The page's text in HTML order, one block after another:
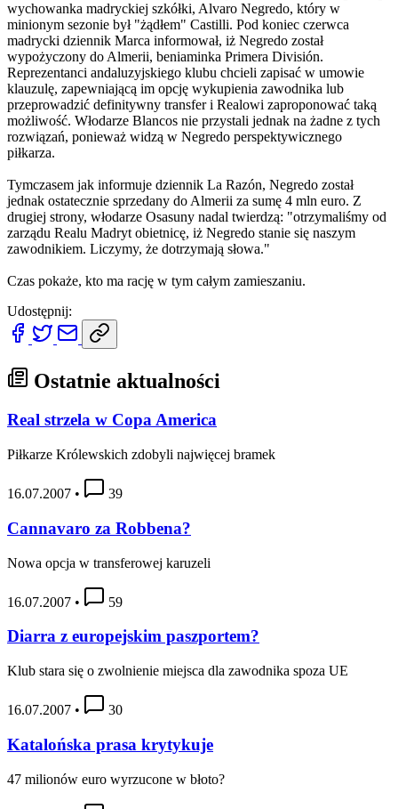
wychowanka madryckiej szkółki, Alvaro Negredo, który w
minionym sezonie był "żądłem" Castilli. Pod koniec czerwca
madrycki dziennik Marca informował, iż Negredo został
wypożyczony do Almerii, beniaminka Primera División.
Reprezentanci andaluzyjskiego klubu chcieli zapisać w umowie
klauzulę, zapewniającą im opcję wykupienia zawodnika lub
przeprowadzić definitywny transfer i Realowi zaproponować taką
możliwość. Włodarze Blancos nie przystali jednak na żadne z tych
rozwiązań, ponieważ widzą w Negredo perspektywicznego
piłkarza.
Tymczasem jak informuje dziennik La Razón, Negredo został
jednak ostatecznie sprzedany do Almerii za sumę 4 mln euro. Z
drugiej strony, włodarze Osasuny nadal twierdzą: "otrzymaliśmy od
zarządu Realu Madryt obietnicę, iż Negredo stanie się naszym
zawodnikiem. Liczymy, że dotrzymają słowa."
Czas pokaże, kto ma rację w tym całym zamieszaniu.
Udostępnij:
Ostatnie aktualności
Real strzela w Copa America
Piłkarze Królewskich zdobyli najwięcej bramek
16.07.2007 • 39
Cannavaro za Robbena?
Nowa opcja w transferowej karuzeli
16.07.2007 • 59
Diarra z europejskim paszportem?
Klub stara się o zwolnienie miejsca dla zawodnika spoza UE
16.07.2007 • 30
Katalońska prasa krytykuje
47 milionów euro wyrzucone w błoto?